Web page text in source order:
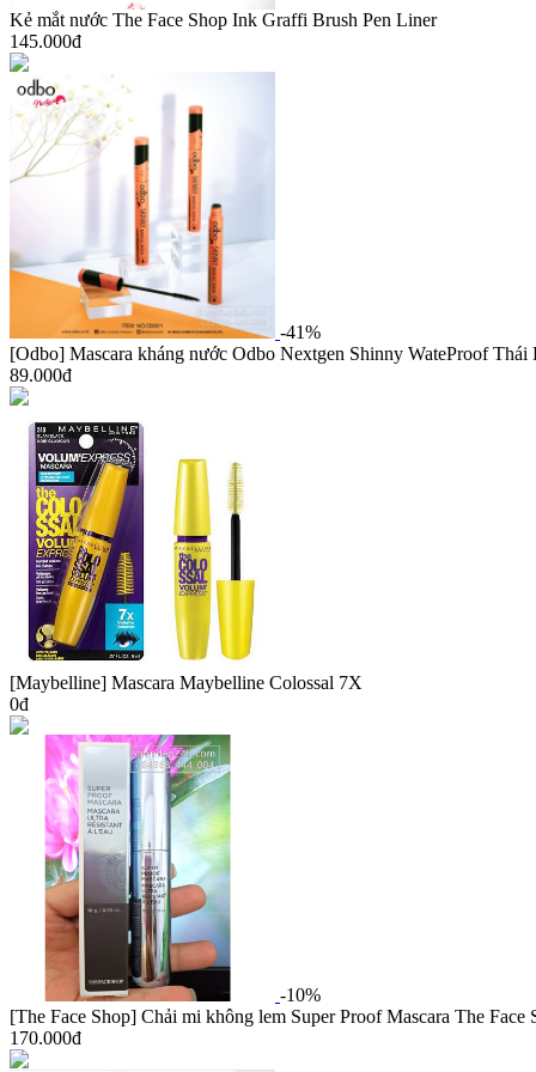
Kẻ mắt nước The Face Shop Ink Graffi Brush Pen Liner
145.000đ
-41%
[Odbo] Mascara kháng nước Odbo Nextgen Shinny WateProof Thái
89.000đ
[Maybelline] Mascara Maybelline Colossal 7X
0đ
-10%
[The Face Shop] Chải mi không lem Super Proof Mascara The Face
170.000đ